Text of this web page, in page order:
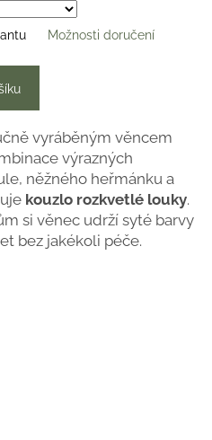
Možnosti doručení
vyráběným věncem
výrazných
něžného heřmánku a
kouzlo rozkvetlé louky.
si věnec udrží syté barvy
bez jakékoli péče.